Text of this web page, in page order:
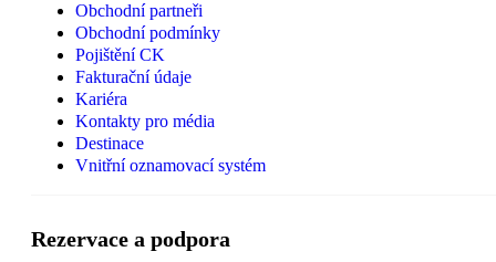
Obchodní partneři
Obchodní podmínky
Pojištění CK
Fakturační údaje
Kariéra
Kontakty pro média
Destinace
Vnitřní oznamovací systém
Rezervace a podpora